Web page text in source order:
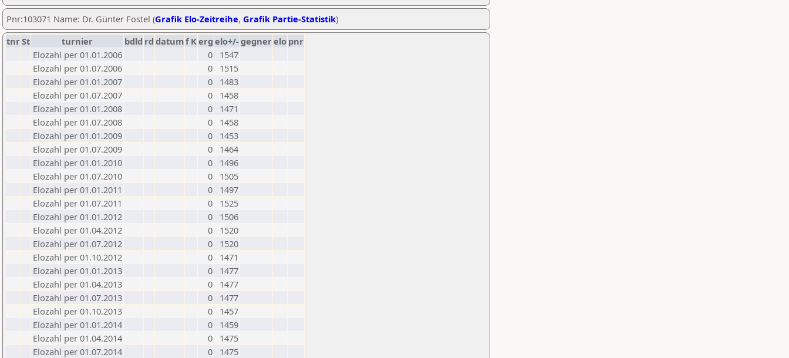
Pnr:103071 Name: Dr. Günter Fostel (Grafik Elo-Zeitreihe, Grafik Partie-Statistik)
tnrSt turnier bdld rd datumf Kerg elo+/-gegnerelo pnr
Elozahl per 01.01.2006
0
1547
Elozahl per 01.07.2006
0
1515
Elozahl per 01.01.2007
0
1483
Elozahl per 01.07.2007
0
1458
Elozahl per 01.01.2008
0
1471
Elozahl per 01.07.2008
0
1458
Elozahl per 01.01.2009
0
1453
Elozahl per 01.07.2009
0
1464
Elozahl per 01.01.2010
0
1496
Elozahl per 01.07.2010
0
1505
Elozahl per 01.01.2011
0
1497
Elozahl per 01.07.2011
0
1525
Elozahl per 01.01.2012
0
1506
Elozahl per 01.04.2012
0
1520
Elozahl per 01.07.2012
0
1520
Elozahl per 01.10.2012
0
1471
Elozahl per 01.01.2013
0
1477
Elozahl per 01.04.2013
0
1477
Elozahl per 01.07.2013
0
1477
Elozahl per 01.10.2013
0
1457
Elozahl per 01.01.2014
0
1459
Elozahl per 01.04.2014
0
1475
Elozahl per 01.07.2014
0
1475